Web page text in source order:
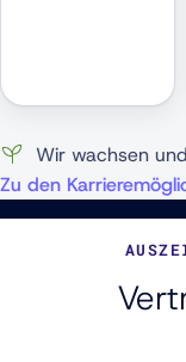
Wir wachsen
Zu den